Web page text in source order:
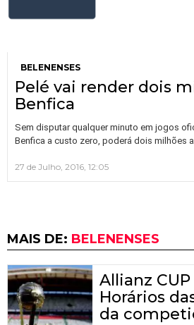
BELENENSES
Pelé vai render dois
Benfica
Sem disputar qualquer minuto em jogos
Benfica a custo zero, poderá dois milhões
27 de Julho, 2016, 12:05
MAIS DE: BELENENSES
Allianz
Horários
da